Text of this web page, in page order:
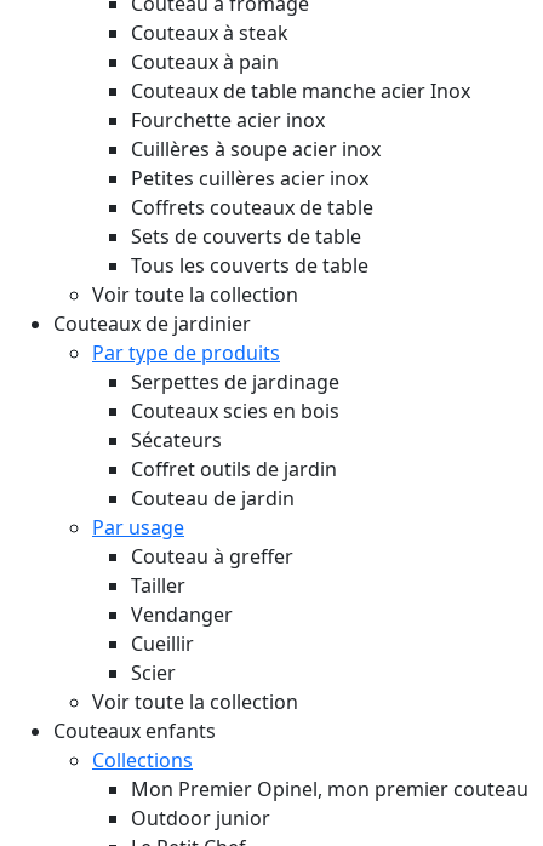
Couteaux à steak
Couteaux à pain
Couteaux de table manche acier Inox
Fourchette acier inox
Cuillères à soupe acier inox
Petites cuillères acier inox
Coffrets couteaux de table
Sets de couverts de table
Tous les couverts de table
Voir toute la collection
Couteaux de jardinier
Par type de produits
Serpettes de jardinage
Couteaux scies en bois
Sécateurs
Coffret outils de jardin
Couteau de jardin
Par usage
Couteau à greffer
Tailler
Vendanger
Cueillir
Scier
Voir toute la collection
Couteaux enfants
Collections
Mon Premier Opinel, mon premier couteau
Outdoor junior